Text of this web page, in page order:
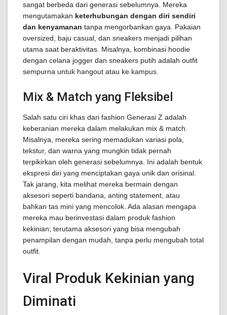
sangat berbeda dari generasi sebelumnya. Mereka
mengutamakan keterhubungan dengan diri sendiri
dan kenyamanan tanpa mengorbankan gaya. Pakaian
oversized, baju casual, dan sneakers menjadi pilihan
utama saat beraktivitas. Misalnya, kombinasi hoodie
dengan celana jogger dan sneakers putih adalah outfit
sempurna untuk hangout atau ke kampus.
Mix & Match yang Fleksibel
Salah satu ciri khas dari fashion Generasi Z adalah
keberanian mereka dalam melakukan mix & match.
Misalnya, mereka sering memadukan variasi pola,
tekstur, dan warna yang mungkin tidak pernah
terpikirkan oleh generasi sebelumnya. Ini adalah bentuk
ekspresi diri yang menciptakan gaya unik dan orisinal.
Tak jarang, kita melihat mereka bermain dengan
aksesori seperti bandana, anting statement, atau
bahkan tas mini yang mencolok. Ada alasan mengapa
mereka mau berinvestasi dalam produk fashion
kekinian; terutama aksesori yang bisa mengubah
penampilan dengan mudah, tanpa perlu mengubah total
outfit.
Viral Produk Kekinian yang
Diminati